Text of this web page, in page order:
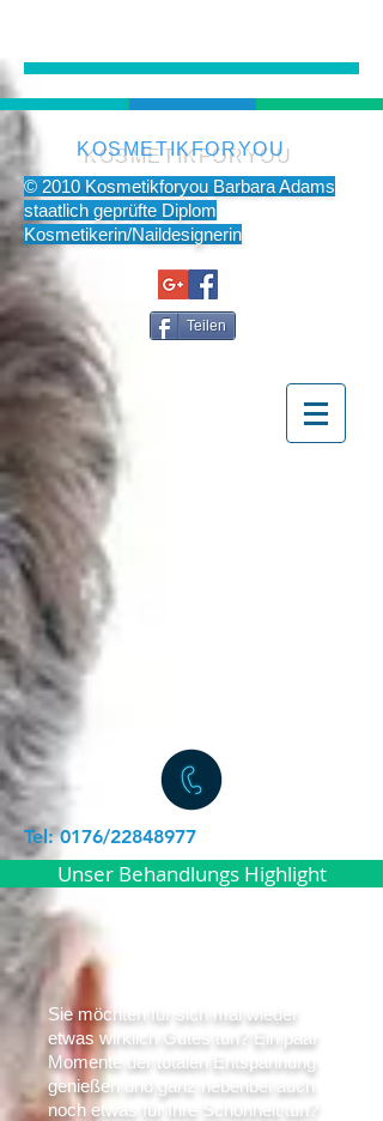
KOSMETIKFORYOU
© 2010 Kosmetikforyou Barbara Adams
staatlich geprüfte Diplom
Kosmetikerin/Naildesignerin
Teilen
Tel: 0176/22848977
Unser Behandlungs Highlight
Sie möchten für sich mal wieder
etwas wirklich Gutes tun? Ein paar
Momente der totalen Entspannung
genießen und ganz nebenbei auch
noch etwas für Ihre Schönheit tun?